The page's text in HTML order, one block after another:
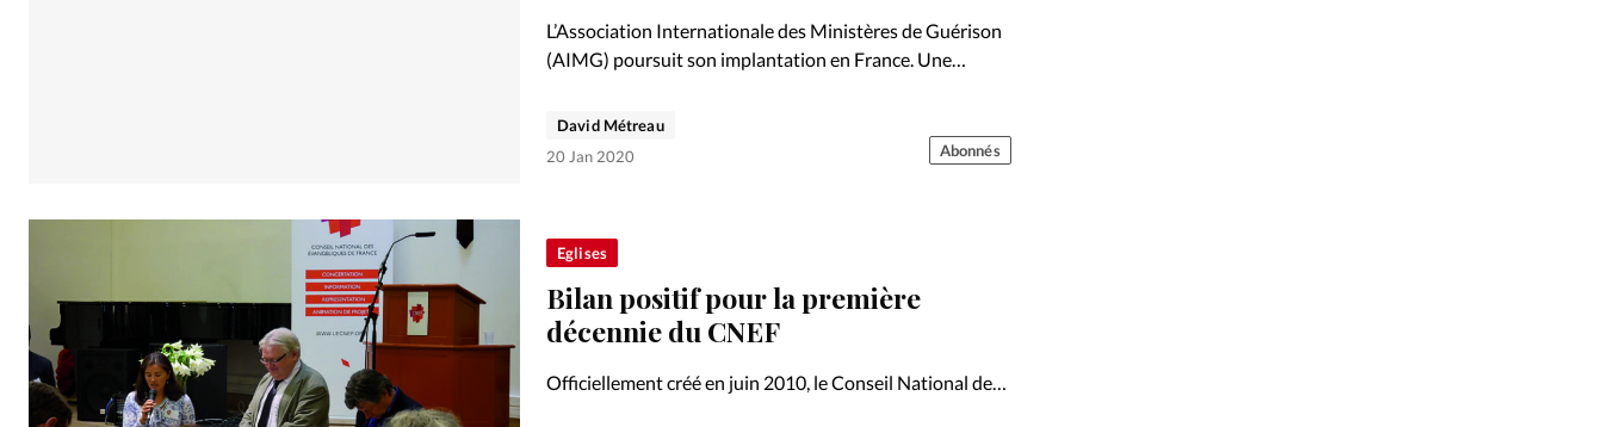
L’Association Internationale des Ministères de Guérison
(AIMG) poursuit son implantation en France. Une
Chatuzange-le-Goubet dans la Drôme, près de Valence.
David Métreau
20 Jan 2020
Abonnés
Eglises
Bilan positif pour la première
décennie du CNEF
Officiellement créé en juin 2010, le Conseil National des